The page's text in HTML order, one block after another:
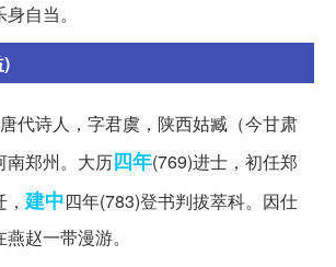
自当。
代诗人，字君虞，陕西姑臧（今甘肃
南郑州。大历四年(769)进士，初任郑
建中四年(783)登书判拔萃科。因仕
赵一带漫游。